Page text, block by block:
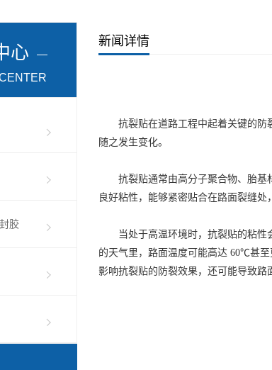
心
胶
新闻详情
抗裂贴在道路工程中起着关键的防裂
随之发生变化。
抗裂贴通常由高分子聚合物、胎基材
良好粘性，能够紧密贴合在路面裂缝处
当处于高温环境时，抗裂贴的粘性会
的天气里，路面温度可能高达 60℃甚
影响抗裂贴的防裂效果，还可能导致路